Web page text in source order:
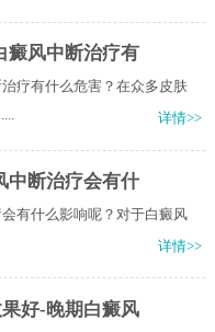
癜风中断治疗有
疗有什么危害？在众多皮肤
详情>>
中断治疗会有什
有什么影响呢？​对于白癜风
详情>>
好-晚期白癜风